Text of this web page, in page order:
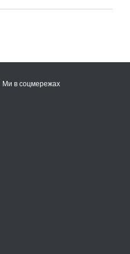
Ми в соцмережах